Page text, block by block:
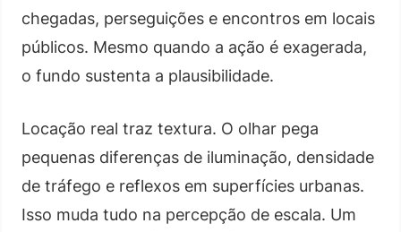
chegadas, perseguições e encontros em locais
públicos. Mesmo quando a ação é exagerada,
o fundo sustenta a plausibilidade.
Locação real traz textura. O olhar pega
pequenas diferenças de iluminação, densidade
de tráfego e reflexos em superfícies urbanas.
Isso muda tudo na percepção de escala. Um